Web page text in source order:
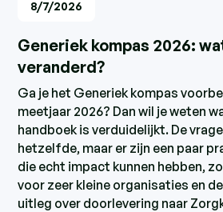
8/7/2026
Generiek kompas 2026:
veranderd?
Ga je het Generiek kompas
meetjaar 2026? Dan wil je weten
handboek is verduidelijkt. De
hetzelfde, maar er zijn een paar
die echt impact kunnen hebben,
voor zeer kleine organisaties en
uitleg over doorlevering naar